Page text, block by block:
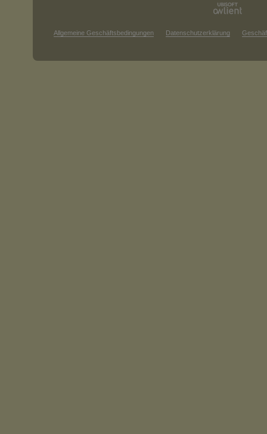
Allgemeine Geschäftsbedingungen Datenschutzerklärung